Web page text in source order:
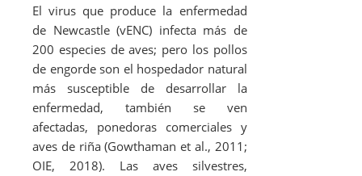
El virus que produce la enfermedad
de Newcastle (vENC) infecta más de
200 especies de aves; pero los pollos
de engorde son el hospedador natural
más susceptible de desarrollar la
enfermedad, también se ven
afectadas, ponedoras comerciales y
aves de riña (Gowthamanet al., 2011;
OIE, 2018). Las aves silvestres,